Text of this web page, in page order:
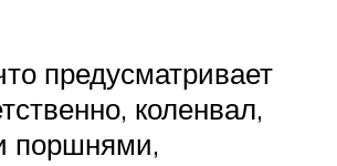
предусматривает
коленвал,
поршнями,